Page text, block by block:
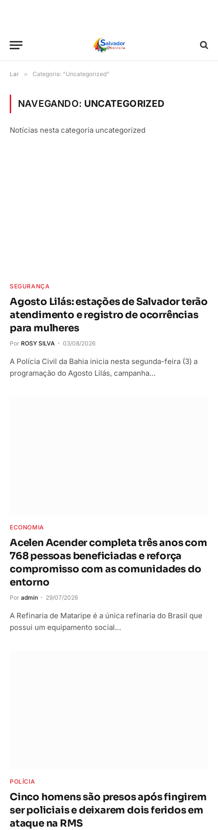
Lar » Categoria: "Uncategorized"
NAVEGANDO: UNCATEGORIZED
Notícias nesta categoria uncategorized
SEGURANÇA
Agosto Lilás: estações de Salvador terão
atendimento e registro de ocorrências
para mulheres
Por ROSY SILVA 03/08/2026
A Polícia Civil da Bahia inicia nesta segunda-feira (3) a
programação do Agosto Lilás, campanha…
ECONOMIA
Acelen Acender completa três anos com
768 pessoas beneficiadas e reforça
compromisso com as comunidades do
entorno
Por admin 29/07/2026
A Refinaria de Mataripe é a única refinaria do Brasil que
possui um equipamento social…
POLÍCIA
Cinco homens são presos após fingirem
ser policiais e deixarem dois feridos em
ataque na RMS